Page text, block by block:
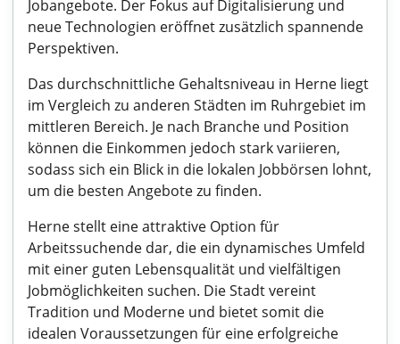
Jobangebote. Der Fokus auf Digitalisierung und
neue Technologien eröffnet zusätzlich spannende
Perspektiven.
Das durchschnittliche Gehaltsniveau in Herne liegt
im Vergleich zu anderen Städten im Ruhrgebiet im
mittleren Bereich. Je nach Branche und Position
können die Einkommen jedoch stark variieren,
sodass sich ein Blick in die lokalen Jobbörsen lohnt,
um die besten Angebote zu finden.
Herne stellt eine attraktive Option für
Arbeitssuchende dar, die ein dynamisches Umfeld
mit einer guten Lebensqualität und vielfältigen
Jobmöglichkeiten suchen. Die Stadt vereint
Tradition und Moderne und bietet somit die
idealen Voraussetzungen für eine erfolgreiche